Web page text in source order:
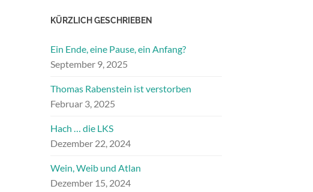
KÜRZLICH GESCHRIEBEN
Ein Ende, eine Pause, ein Anfang?
September 9, 2025
Thomas Rabenstein ist verstorben
Februar 3, 2025
Hach … die LKS
Dezember 22, 2024
Wein, Weib und Atlan
Dezember 15, 2024